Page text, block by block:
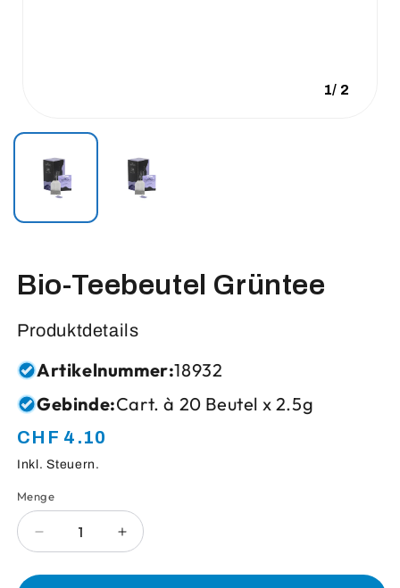
1/ 2
Bio-Teebeutel Grüntee
Produktdetails
Artikelnummer:18932
Gebinde:Cart. à 20 Beutel x 2.5g
Normaler
Preis
CHF 4.10
Inkl. Steuern.
Anzahl
Menge
Verringere
die
Menge
Erhöhe
die
Menge